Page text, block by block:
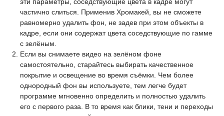
эти параметры, соседствующие цвета в кадре могут
частично слиться. Применив Хромакей, вы не сможете
равномерно удалить фон, не задев при этом объекты в
кадре, если они содержат цвета соседствующие по гамме
с зелёным.
Если вы снимаете видео на зелёном фоне
самостоятельно, старайтесь выбирать качественное
покрытие и освещение во время съёмки. Чем более
однородный фон вы используете, тем легче будет
программе мгновенно определить и полностью удалить
его с первого раза. В то время как блики, тени и переходы